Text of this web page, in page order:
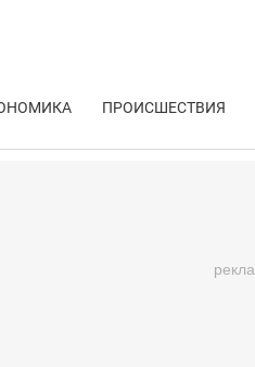
ПРОИСШЕСТВИЯ